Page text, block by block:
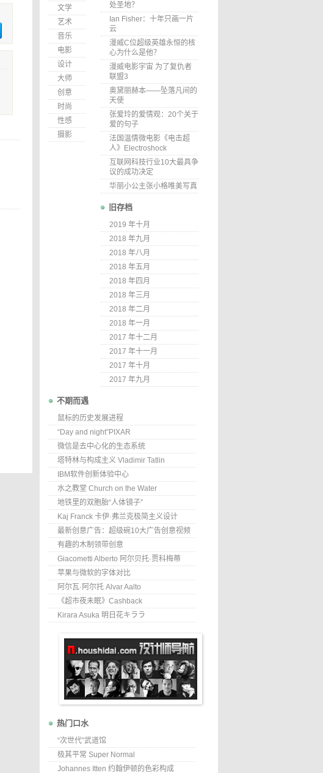
文学
艺术
音乐
电影
设计
大师
创意
时尚
性感
摄影
处圣地？
Ian Fisher：十年只画一片
云
漫威C位超级英雄永恒的核
心为什么是他？
漫威电影宇宙 为了复仇者
联盟3
奥黛丽赫本——坠落凡间的
天使
张爱玲的爱情观：20个关于
爱的句子
法国温情微电影《电击超
人》Electroshock
互联网科技行业10大最具争
议的成功决定
华丽小公主张小格唯美写真
旧存档
2019 年十月
2018 年九月
2018 年八月
2018 年五月
2018 年四月
2018 年三月
2018 年二月
2018 年一月
2017 年十二月
2017 年十一月
2017 年十月
2017 年九月
不期而遇
鼠标的历史发展进程
“Day and night”PIXAR
微信是去中心化的生态系统
塔特林与构成主义 Vladimir Tatlin
IBM软件创新体验中心
水之教堂 Church on the Water
地铁里的双胞胎“人体镜子”
Kaj Franck 卡伊·弗兰克极简主义设计
最新创意广告：超级碗10大广告创意视频
有趣的木制领带创意
Giacometti Alberto 阿尔贝托·贾科梅蒂
苹果与微软的字体对比
阿尔瓦·阿尔托 Alvar Aalto
《超市夜未眠》Cashback
Kirara Asuka 明日花キララ
热门口水
“次世代”武道馆
极其平常 Super Normal
Johannes Itten 约翰伊顿的色彩构成